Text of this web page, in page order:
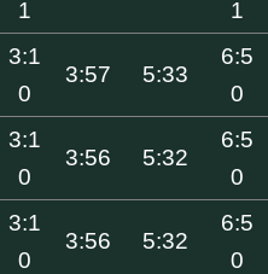
1
1
3:1
0
3:57 5:33
6:5
0
3:1
0
3:56 5:32
6:5
0
3:1
0
3:56 5:32
6:5
0